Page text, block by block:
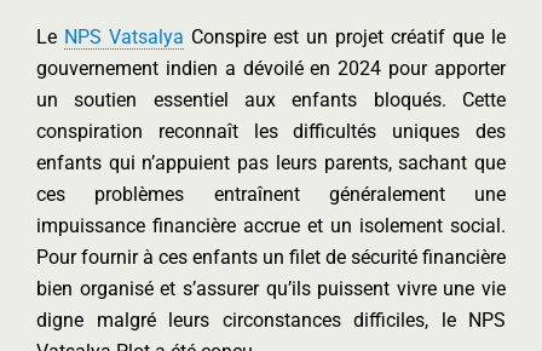
Le NPS Vatsalya Conspire est un projet créatif que le
gouvernement indien a dévoilé en 2024 pour apporter
un soutien essentiel aux enfants bloqués. Cette
conspiration reconnaît les difficultés uniques des
enfants qui n’appuient pas leurs parents, sachant que
ces problèmes entraînent généralement une
impuissance financière accrue et un isolement social.
Pour fournir à ces enfants un filet de sécurité financière
bien organisé et s’assurer qu’ils puissent vivre une vie
digne malgré leurs circonstances difficiles, le NPS